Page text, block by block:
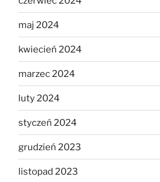
maj 2024
kwiecień 2024
marzec 2024
luty 2024
styczeń 2024
grudzień 2023
listopad 2023